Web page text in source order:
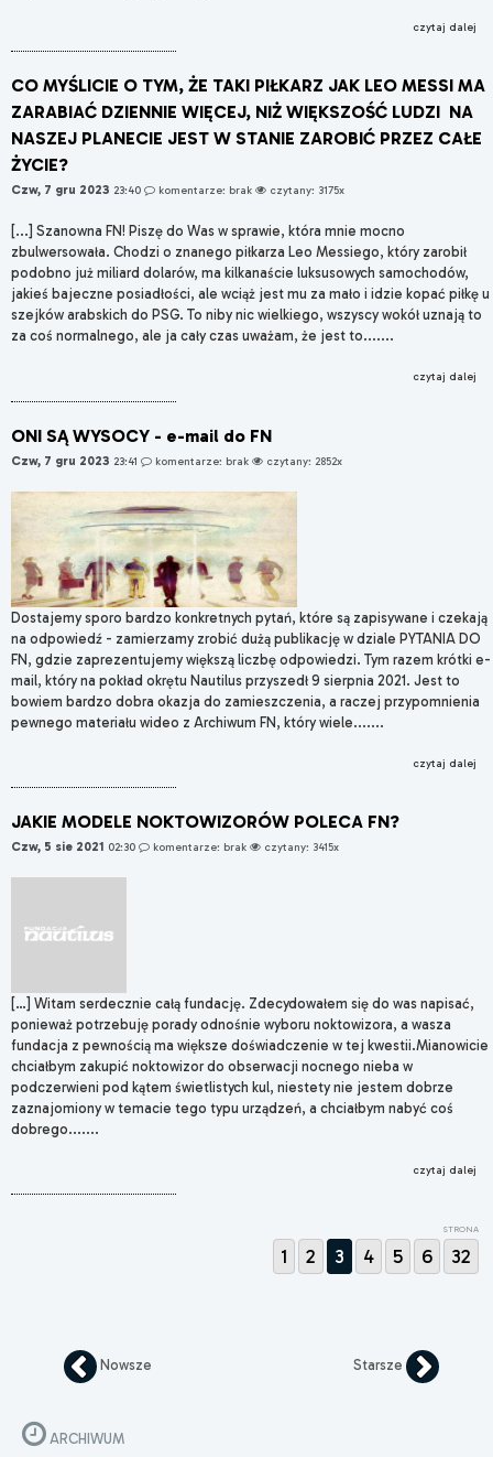
czytaj dalej
CO MYŚLICIE O TYM, ŻE TAKI PIŁKARZ JAK LEO MESSI MA
ZARABIAĆ DZIENNIE WIĘCEJ, NIŻ WIĘKSZOŚĆ LUDZI NA
NASZEJ PLANECIE JEST W STANIE ZAROBIĆ PRZEZ CAŁE
ŻYCIE?
Czw, 7 gru 2023 23:40 komentarze: brak czytany: 3175x
[...] Szanowna FN! Piszę do Was w sprawie, która mnie mocno
zbulwersowała. Chodzi o znanego piłkarza Leo Messiego, który zarobił
podobno już miliard dolarów, ma kilkanaście luksusowych samochodów,
jakieś bajeczne posiadłości, ale wciąż jest mu za mało i idzie kopać piłkę u
szejków arabskich do PSG. To niby nic wielkiego, wszyscy wokół uznają to
za coś normalnego, ale ja cały czas uważam, że jest to.......
czytaj dalej
ONI SĄ WYSOCY - e-mail do FN
Czw, 7 gru 2023 23:41 komentarze: brak czytany: 2852x
Dostajemy sporo bardzo konkretnych pytań, które są zapisywane i czekają
na odpowiedź - zamierzamy zrobić dużą publikację w dziale PYTANIA DO
FN, gdzie zaprezentujemy większą liczbę odpowiedzi. Tym razem krótki e-
mail, który na pokład okrętu Nautilus przyszedł 9 sierpnia 2021. Jest to
bowiem bardzo dobra okazja do zamieszczenia, a raczej przypomnienia
pewnego materiału wideo z Archiwum FN, który wiele.......
czytaj dalej
JAKIE MODELE NOKTOWIZORÓW POLECA FN?
Czw, 5 sie 2021 02:30 komentarze: brak czytany: 3415x
[…] Witam serdecznie całą fundację. Zdecydowałem się do was napisać,
ponieważ potrzebuję porady odnośnie wyboru noktowizora, a wasza
fundacja z pewnością ma większe doświadczenie w tej kwestii.Mianowicie
chciałbym zakupić noktowizor do obserwacji nocnego nieba w
podczerwieni pod kątem świetlistych kul, niestety nie jestem dobrze
zaznajomiony w temacie tego typu urządzeń, a chciałbym nabyć coś
dobrego.......
czytaj dalej
STRONA
1 2 3 4 5 6 32
Nowsze Starsze
ARCHIWUM